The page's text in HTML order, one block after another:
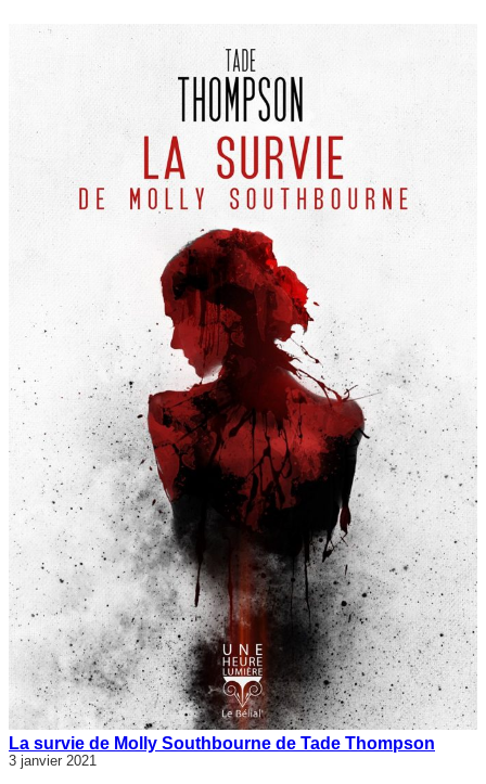
La survie de Molly Southbourne de Tade Thompson
3 janvier 2021